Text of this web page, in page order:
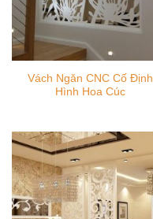
Vách Ngăn CNC Cố Định
Hình Hoa Cúc